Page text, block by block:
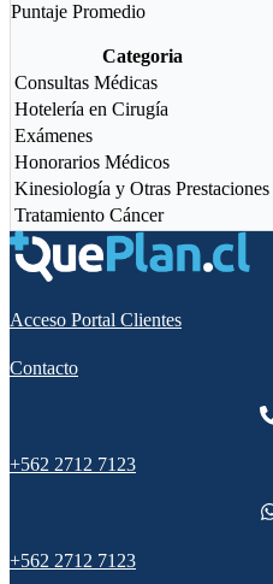
Puntaje Promedio
Categoria
Consultas Médicas
Hotelería en Cirugía
Exámenes
Honorarios Médicos
Kinesiología y Otras Prestaciones
Tratamiento Cáncer
Acceso Portal Clientes
Contacto
+562 2712 7123
+562 2712 7123